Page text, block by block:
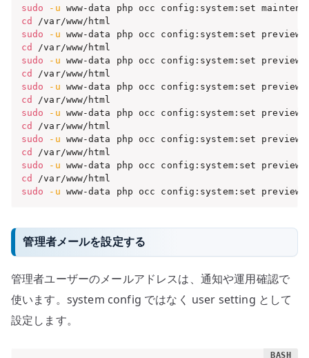
sudo
-u www-data php occ config:system:set
cd
sudo
-u www-data php occ config:system:set
cd
sudo
-u www-data php occ config:system:set
cd
sudo
-u www-data php occ config:system:set
cd
sudo
-u www-data php occ config:system:set
cd
sudo
-u www-data php occ config:system:set
cd
sudo
-u www-data php occ config:system:set
cd
sudo
-u www-data php occ config:system:set
管理者メールを設定する
管理者ユーザーのメールアドレスは、通知や運用確認で
使います。system config ではなく user setting として
設定します。